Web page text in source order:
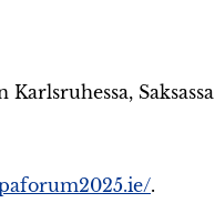
Saksassa
.